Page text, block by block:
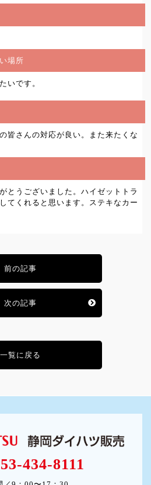
場所
いです。
皆さんの対応が良い。また来たくな
とうございました。ハイゼットトラ
てくれると思います。ステキなカー
前の記事
次の記事
一覧に戻る
434-8111